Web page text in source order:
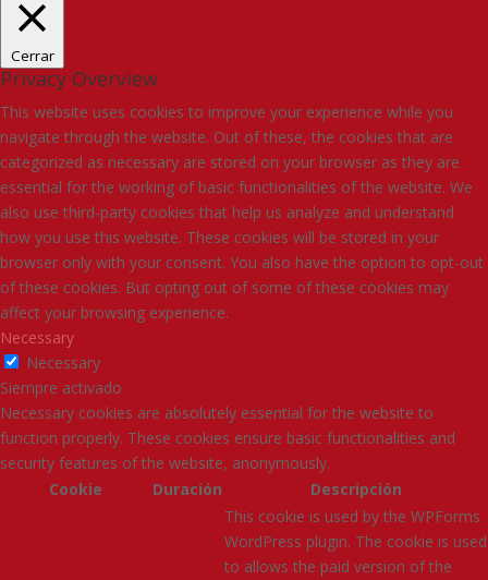
Cerrar
Privacy Overview
This website uses cookies to improve your experience while you
navigate through the website. Out of these, the cookies that are
categorized as necessary are stored on your browser as they are
essential for the working of basic functionalities of the website. We
also use third-party cookies that help us analyze and understand
how you use this website. These cookies will be stored in your
browser only with your consent. You also have the option to opt-out
of these cookies. But opting out of some of these cookies may
affect your browsing experience.
Necessary
Necessary
Siempre activado
Necessary cookies are absolutely essential for the website to
function properly. These cookies ensure basic functionalities and
security features of the website, anonymously.
Cookie
Duración Descripción
This cookie is used by the WPForms
WordPress plugin. The cookie is used
to allows the paid version of the